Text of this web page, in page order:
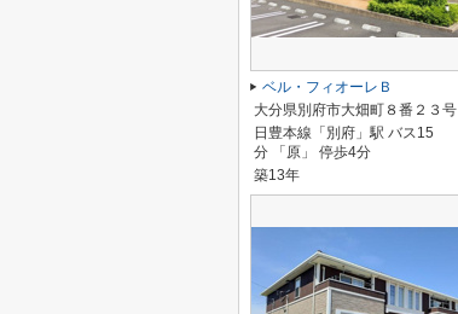
ベル・フィオーレＢ
大分県別府市大畑町８番２３号
日豊本線「別府」駅 バス15
分 「原」 停歩4分
築13年